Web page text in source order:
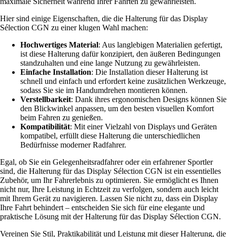
Hier sind einige Eigenschaften, die die Halterung für das Display
Sélection CGN zu einer klugen Wahl machen:
Hochwertiges Material: Aus langlebigen Materialien gefertigt,
ist diese Halterung dafür konzipiert, den äußeren Bedingungen
standzuhalten und eine lange Nutzung zu gewährleisten.
Einfache Installation: Die Installation dieser Halterung ist
schnell und einfach und erfordert keine zusätzlichen Werkzeuge,
sodass Sie sie im Handumdrehen montieren können.
Verstellbarkeit: Dank ihres ergonomischen Designs können Sie
den Blickwinkel anpassen, um den besten visuellen Komfort
beim Fahren zu genießen.
Kompatibilität: Mit einer Vielzahl von Displays und Geräten
kompatibel, erfüllt diese Halterung die unterschiedlichen
Bedürfnisse moderner Radfahrer.
Egal, ob Sie ein Gelegenheitsradfahrer oder ein erfahrener Sportler
sind, die Halterung für das Display Sélection CGN ist ein essentielles
Zubehör, um Ihr Fahrerlebnis zu optimieren. Sie ermöglicht es Ihnen
nicht nur, Ihre Leistung in Echtzeit zu verfolgen, sondern auch leicht
mit Ihrem Gerät zu navigieren. Lassen Sie nicht zu, dass ein Display
Ihre Fahrt behindert – entscheiden Sie sich für eine elegante und
praktische Lösung mit der Halterung für das Display Sélection CGN.
Vereinen Sie Stil, Praktikabilität und Leistung mit dieser Halterung, die